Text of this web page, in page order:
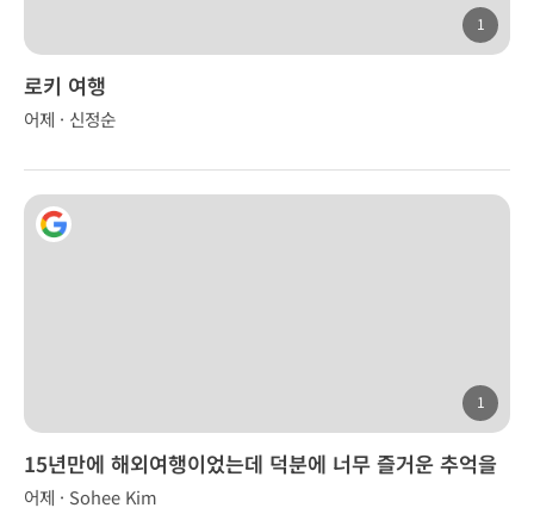
1
로키 여행
어제 · 신정순
1
15년만에 해외여행이었는데 덕분에 너무 즐거운 추억을
만들었습니다.
어제 · Sohee Kim